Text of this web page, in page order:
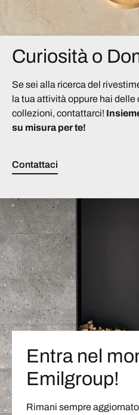
Curiosità o
Se sei alla ricerca del
la tua attività oppure hai
collezioni, contattarci!
su misura per te!
Contattaci
Entra nel
Emilgroup!
Rimani sempre